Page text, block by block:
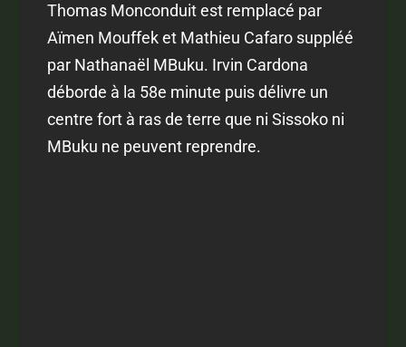
Thomas Monconduit est remplacé par
Aïmen Mouffek et Mathieu Cafaro suppléé
par Nathanaël MBuku. Irvin Cardona
déborde à la 58e minute puis délivre un
centre fort à ras de terre que ni Sissoko ni
MBuku ne peuvent reprendre.